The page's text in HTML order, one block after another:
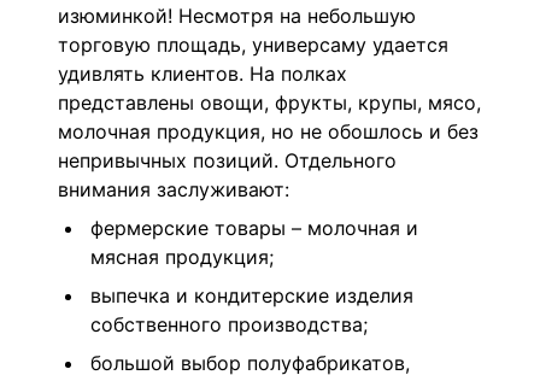
изюминкой! Несмотря на небольшую
торговую площадь, универсаму удается
удивлять клиентов. На полках
представлены овощи, фрукты, крупы, мясо,
молочная продукция, но не обошлось и без
непривычных позиций. Отдельного
внимания заслуживают:
фермерские товары – молочная и
мясная продукция;
выпечка и кондитерские изделия
собственного производства;
большой выбор полуфабрикатов,